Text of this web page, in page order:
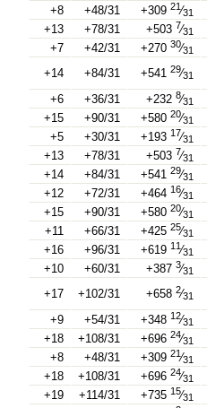
+8
+48/31 +30921⁄31
+13
+78/31 +503 7⁄31
+7
+42/31 +27030⁄31
+14
+84/31 +54129⁄31
+6
+36/31 +2328⁄31
+15
+90/31 +58020⁄31
+5
+30/31 +19317⁄31
+13
+78/31 +503 7⁄31
+14
+84/31 +54129⁄31
+12
+72/31 +46416⁄31
+15
+90/31 +58020⁄31
+11
+66/31 +42525⁄31
+16
+96/31 +61911⁄31
+10
+60/31 +3873⁄31
+17
+102/31 +6582⁄31
+9
+54/31 +34812⁄31
+18
+108/31 +69624⁄31
+8
+48/31 +30921⁄31
+18
+108/31 +69624⁄31
+19
+114/31 +73515⁄31